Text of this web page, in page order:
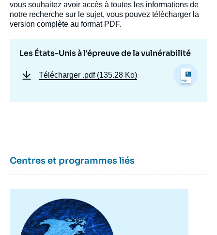
vous souhaitez avoir accès à toutes les informations de
notre recherche sur le sujet, vous pouvez télécharger la
version complète au format PDF.
Les États-Unis à l'épreuve de la vulnérabilité
Télécharger .pdf (135.28 Ko)
Centres et programmes liés
principale
Jacques BELTRAN, Guillaume
PARMENTIER, « Les États-Unis à l'épreuve
décembre 2001.
Copier